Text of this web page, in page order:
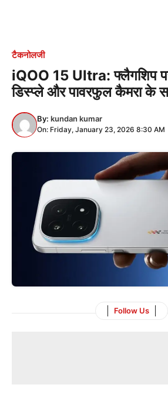
टैकनोलजी
iQOO 15 Ultra: फ्लैगशिप
डिस्प्ले और पावरफुल कैमरा के
By: kundan kumar
On: Friday, January 23, 2026 8:30 AM
Follow Us